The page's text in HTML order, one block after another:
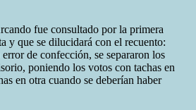
fue consultado por la primera
y que se dilucidará con el recuento:
de confección, se separaron los
poniendo los votos con tachas en
en otra cuando se deberían haber